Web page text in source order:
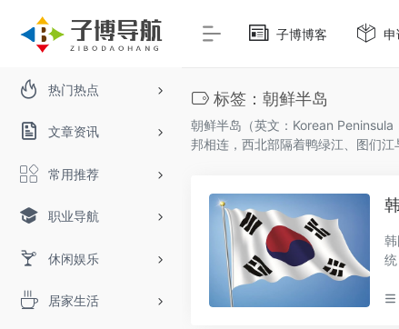
热门热点
文章资讯
常用推荐
职业导航
休闲娱乐
居家生活
子博博客 申
标签：朝鲜半岛
朝鲜半岛（英文：Korean
邦相连，西北部隔着鸭绿江、图们